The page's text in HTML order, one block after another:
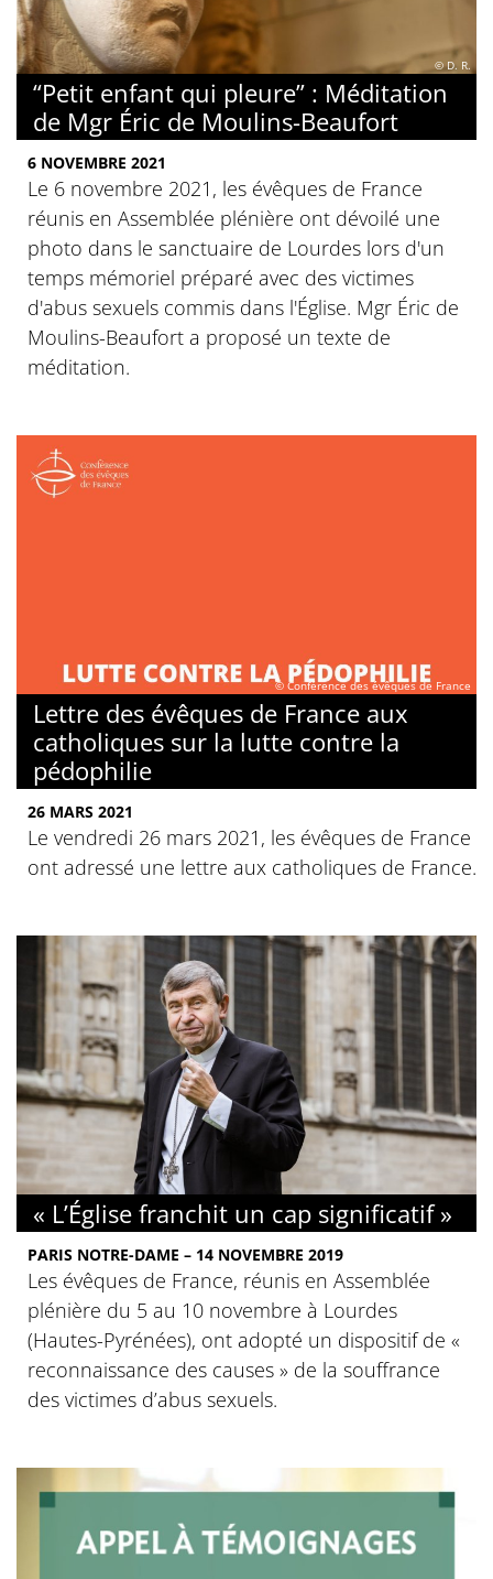
© D. R.
“Petit enfant qui pleure” : Méditation
de Mgr Éric de Moulins-Beaufort
6 NOVEMBRE 2021
Le 6 novembre 2021, les évêques de France
réunis en Assemblée plénière ont dévoilé une
photo dans le sanctuaire de Lourdes lors d'un
temps mémoriel préparé avec des victimes
d'abus sexuels commis dans l'Église. Mgr Éric de
Moulins-Beaufort a proposé un texte de
méditation.
© Conférence des évêques de France
Lettre des évêques de France aux
catholiques sur la lutte contre la
pédophilie
26 MARS 2021
Le vendredi 26 mars 2021, les évêques de France
ont adressé une lettre aux catholiques de France.
« L’Église franchit un cap significatif »
PARIS NOTRE-DAME – 14 NOVEMBRE 2019
Les évêques de France, réunis en Assemblée
plénière du 5 au 10 novembre à Lourdes
(Hautes-Pyrénées), ont adopté un dispositif de «
reconnaissance des causes » de la souffrance
des victimes d’abus sexuels.